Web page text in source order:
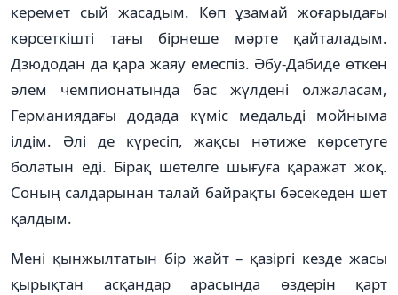
керемет сый жасадым. Көп ұзамай жоғарыдағы
көр­сеткішті тағы бірнеше мәрте қай­таладым.
Дзюдодан да қара жаяу емеспіз. Әбу-Дабиде өткен
әлем чемпионатында бас жүлдені олжаласам,
Германиядағы додада күміс медальді мойныма
ілдім. Әлі де күресіп, жақсы нә­­­тиже көр­сетуге
болатын еді. Бі­рақ ше­телге шығуға қаражат жоқ.
Со­ның салдарынан талай бай­рақты бәсекеден шет
қалдым.
Мені қынжылтатын бір жайт – қазіргі кезде жасы
қырықтан асқандар арасында өздерін қарт